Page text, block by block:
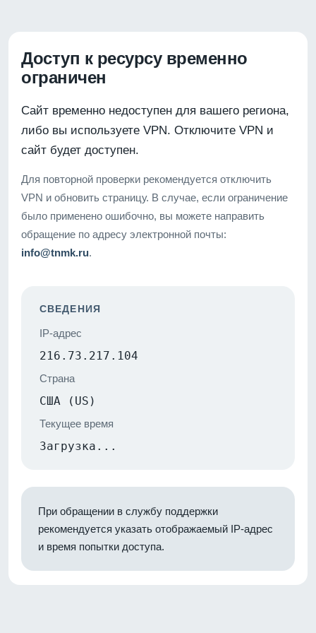
Доступ к ресурсу временно
ограничен
Сайт временно недоступен для вашего региона,
либо вы используете VPN. Отключите VPN и
сайт будет доступен.
Для повторной проверки рекомендуется отключить
VPN и обновить страницу. В случае, если ограничение
было применено ошибочно, вы можете направить
обращение по адресу электронной почты:
info@tnmk.ru.
СВЕДЕНИЯ
IP-адрес
216.73.217.104
Страна
США (US)
Текущее время
Загрузка...
При обращении в службу поддержки
рекомендуется указать отображаемый IP-адрес
и время попытки доступа.